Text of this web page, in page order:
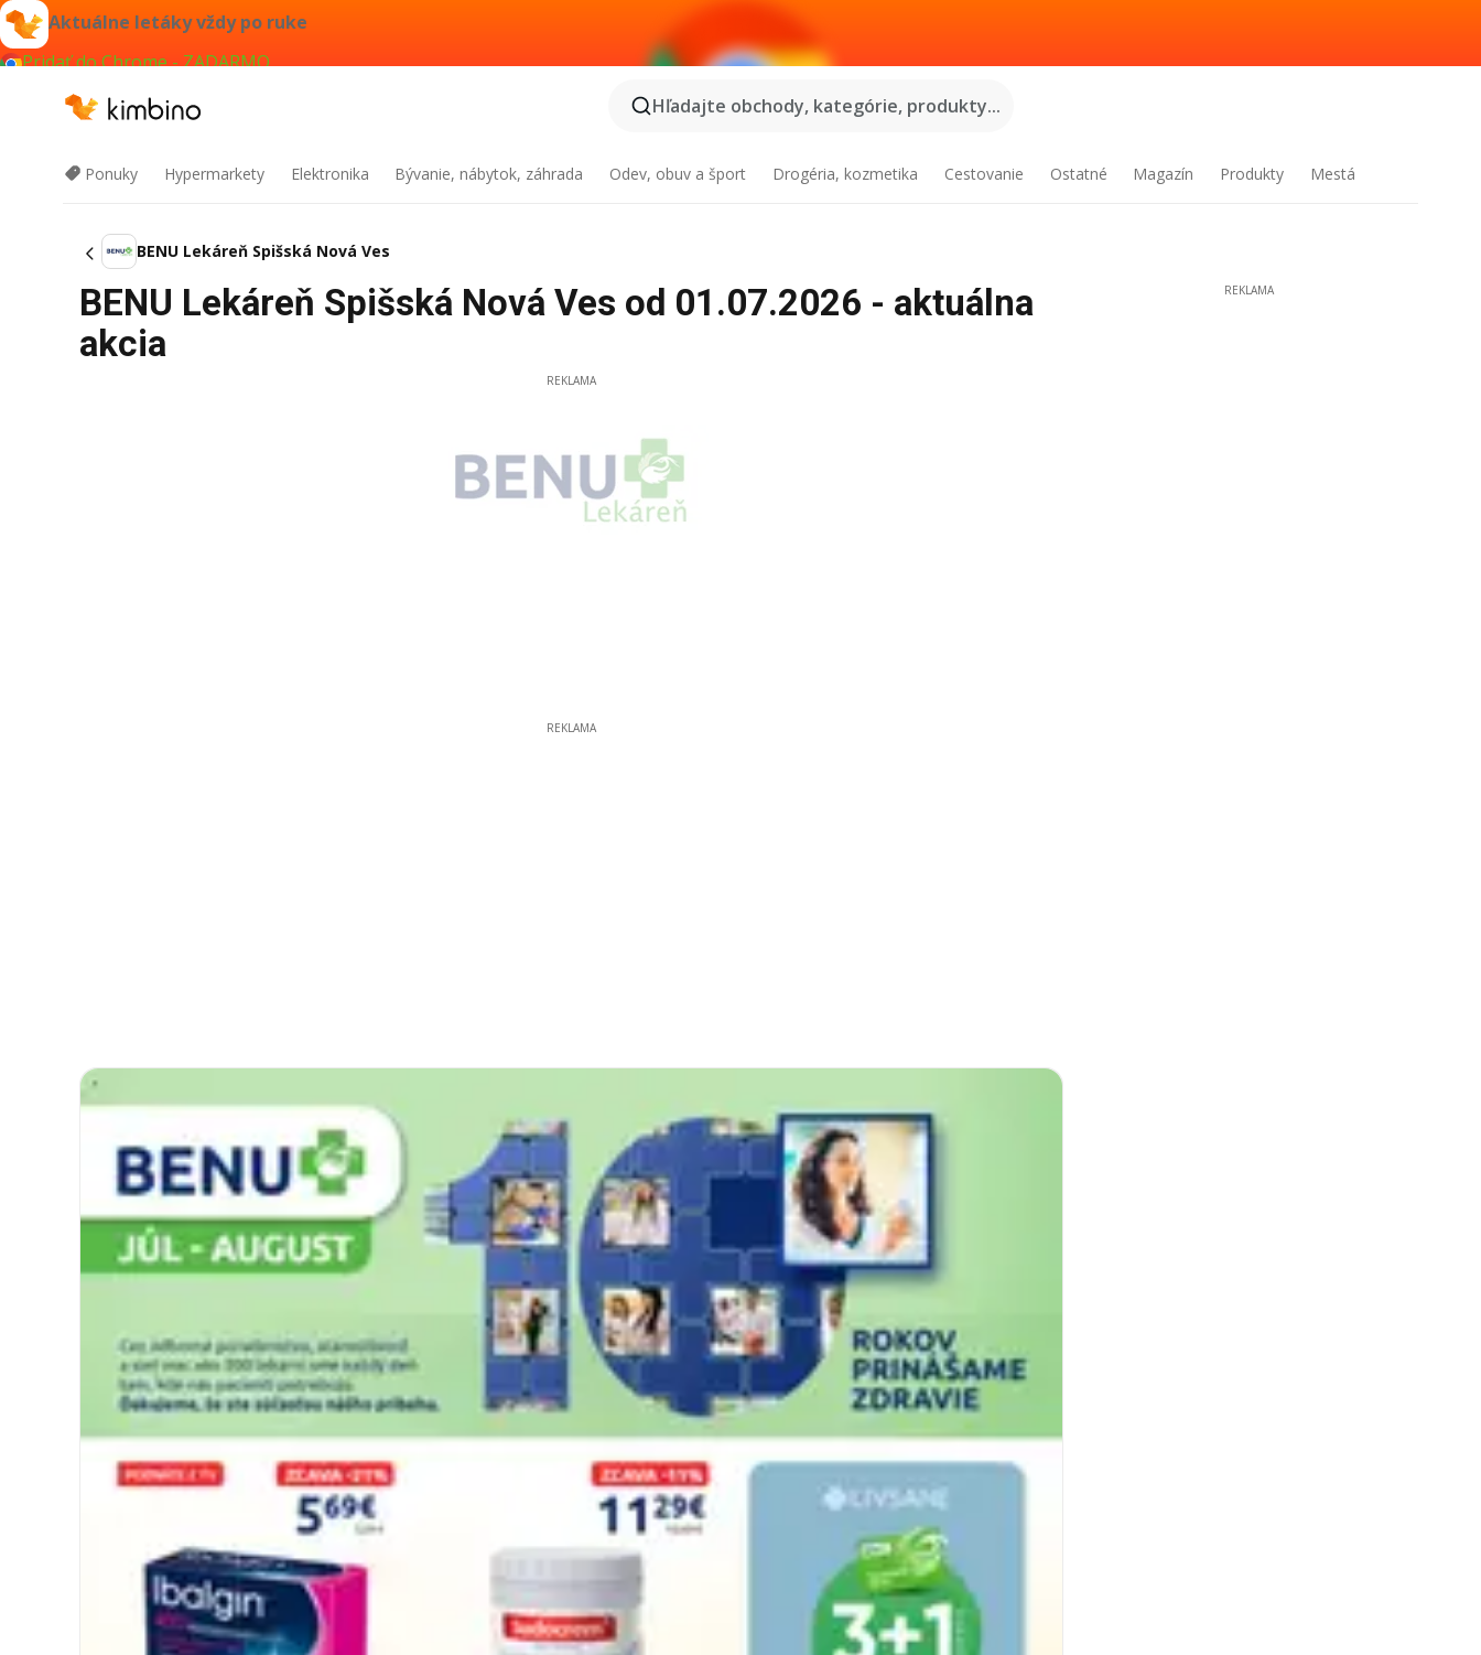
Aktuálne letáky vždy po ruke
Pridať do Chrome - ZADARMO
Hľadajte obchody, kategórie, produkty...
Ponuky Hypermarkety Elektronika Bývanie, nábytok, záhrada Odev, obuv a šport Drogéria, kozmetika Cestovanie Ostatné Magazín Produkty Mestá
BENU Lekáreň Spišská Nová Ves
BENU Lekáreň Spišská Nová Ves od 01.07.2026 - aktuálna
akcia
REKLAMA
REKLAMA
REKLAMA